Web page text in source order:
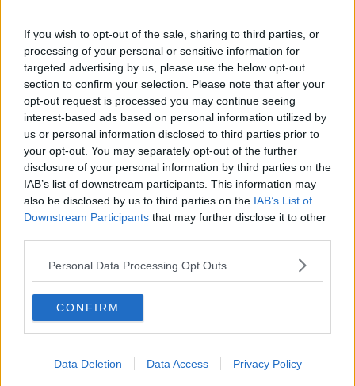
If you wish to opt-out of the sale, sharing to third parties, or
processing of your personal or sensitive information for
targeted advertising by us, please use the below opt-out
section to confirm your selection. Please note that after your
opt-out request is processed you may continue seeing
interest-based ads based on personal information utilized by
us or personal information disclosed to third parties prior to
your opt-out. You may separately opt-out of the further
disclosure of your personal information by third parties on the
IAB’s list of downstream participants. This information may
also be disclosed by us to third parties on the IAB’s List of
Downstream Participants that may further disclose it to other
Personal Data Processing Opt Outs
CONFIRM
Data Deletion Data Access Privacy Policy
​Buone Vacan(si)e!
​Il lato positivo delle cose
​Storie antiche di tempi moderni
​Quello che alle mamme non dicono
Adultescenza
Homo imbecillis
​4 anni di Blog
Quando il silenzio è aggressivo
​Il passato, questo conosciuto!
​Clima ballerino e sbalzi d’umore
La maternità
​L’uomo o l’orso?
Non hanno un amico a teatro​
​Tutta una questione di rispetto
​Vespa che passione!
​Lasciate ai vostri figli il diritto di piangere
​Parole d’amore regalate al vento
​Essere genitori di un adolescente
​Saper pazientare
​Venerdì emozionalmente sostenibile